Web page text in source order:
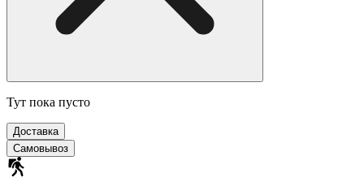
Тут пока пусто
Доставка
Самовывоз